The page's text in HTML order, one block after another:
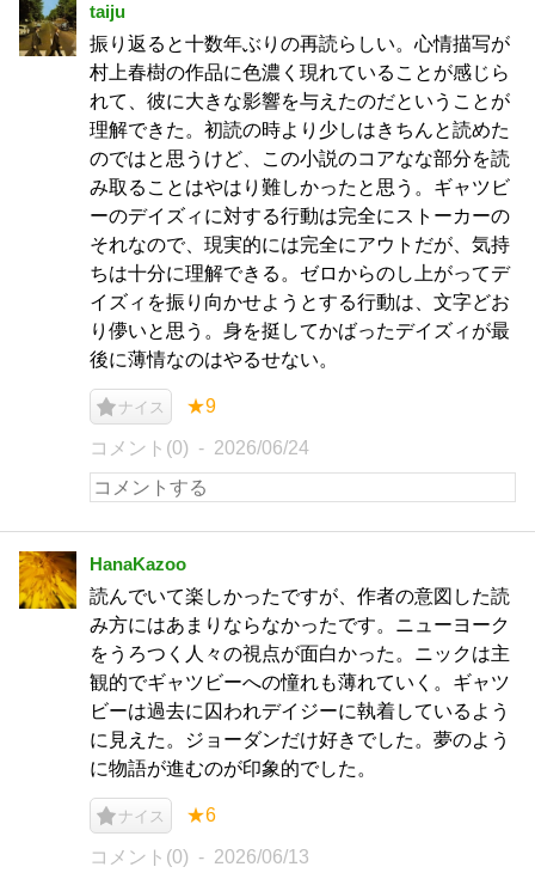
taiju
振り返ると十数年ぶりの再読らしい。心情描写が
村上春樹の作品に色濃く現れていることが感じら
れて、彼に大きな影響を与えたのだということが
理解できた。初読の時より少しはきちんと読めた
のではと思うけど、この小説のコアなな部分を読
み取ることはやはり難しかったと思う。ギャツビ
ーのデイズィに対する行動は完全にストーカーの
それなので、現実的には完全にアウトだが、気持
ちは十分に理解できる。ゼロからのし上がってデ
イズィを振り向かせようとする行動は、文字どお
り儚いと思う。身を挺してかばったデイズィが最
後に薄情なのはやるせない。
ナイス ★9
コメント(0) 2026/06/24
HanaKazoo
読んでいて楽しかったですが、作者の意図した読
み方にはあまりならなかったです。ニューヨーク
をうろつく人々の視点が面白かった。ニックは主
観的でギャツビーへの憧れも薄れていく。ギャツ
ビーは過去に囚われデイジーに執着しているよう
に見えた。ジョーダンだけ好きでした。夢のよう
に物語が進むのが印象的でした。
ナイス ★6
コメント(0) 2026/06/13